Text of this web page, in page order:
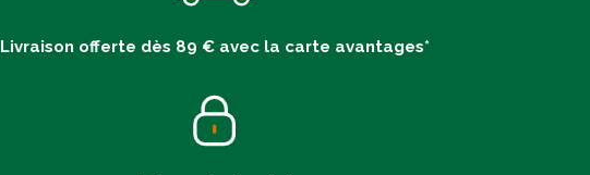
Livraison offerte dès 89 € avec la carte avantages*